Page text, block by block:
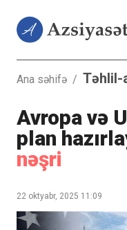
Ana səhifə / Təhlil-
Avropa və
plan
nəşri
22 oktyabr, 2025 11:09